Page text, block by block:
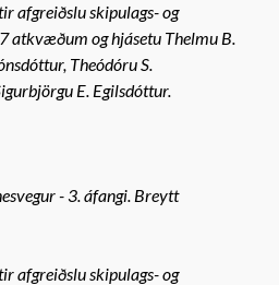
afgreiðslu skipulags- og
atkvæðum og hjásetu Thelmu B.
Theódóru S.
E. Egilsdóttur.
- 3. áfangi. Breytt
afgreiðslu skipulags- og